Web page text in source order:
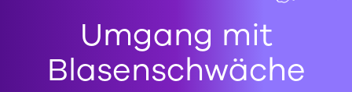
Umgang mit
Blasenschwäche